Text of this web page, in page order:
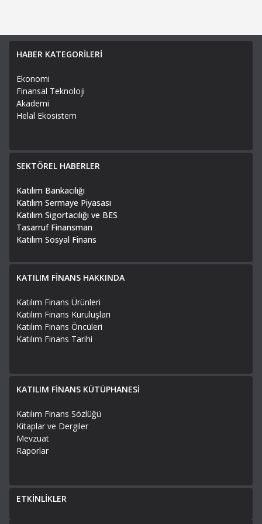
HABER KATEGORİLERİ
Ekonomi
Finansal Teknoloji
Akademi
Helal Ekosistem
SEKTÖREL HABERLER
Katılım Bankacılığı
Katılım Sermaye Piyasası
Katılım Sigortacılığı ve BES
Tasarruf Finansman
Katılım Sosyal Finans
KATILIM FİNANS HAKKINDA
Katılım Finans Ürünleri
Katılım Finans Kuruluşları
Katılım Finans Öncüleri
Katılım Finans Tarihi
KATILIM FİNANS KÜTÜPHANESİ
Katılım Finans Sözlüğü
Kitaplar ve Dergiler
Mevzuat
Raporlar
ETKİNLİKLER